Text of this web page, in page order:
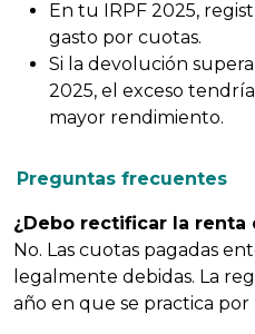
En tu IRPF 2025,
gasto por cuotas.
Si la devolución
2025, el exceso
mayor rendimiento.
Preguntas frecuentes
¿Debo rectificar la renta
No. Las cuotas pagadas
legalmente debidas. La
año en que se practica por